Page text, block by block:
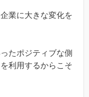
業に大きな変化を
たポジティブな側
利用するからこそ